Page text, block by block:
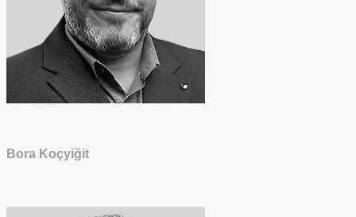
Bora Koçyiğit